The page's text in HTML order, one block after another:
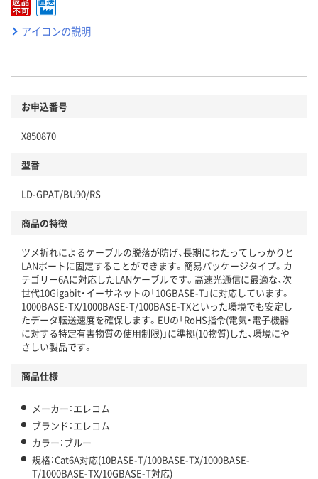
アイコンの説明
お申込番号
X850870
型番
LD-GPAT/BU90/RS
商品の特徴
ツメ折れによるケーブルの脱落が防げ、長期にわたってしっかりと
LANポートに固定することができます。簡易パッケージタイプ。カ
テゴリー6Aに対応したLANケーブルです。高速光通信に最適な、次
世代10Gigabit・イーサネットの「10GBASE-T」に対応しています。
1000BASE-TX/1000BASE-T/100BASE-TXといった環境でも安定し
たデータ転送速度を確保します。EUの「RoHS指令(電気・電子機器
に対する特定有害物質の使用制限)」に準拠(10物質)した、環境にや
さしい製品です。
商品仕様
メーカー：エレコム
ブランド：エレコム
カラー：ブルー
規格：Cat6A対応(10BASE-T/100BASE-TX/1000BASE-
T/1000BASE-TX/10GBASE-T対応)